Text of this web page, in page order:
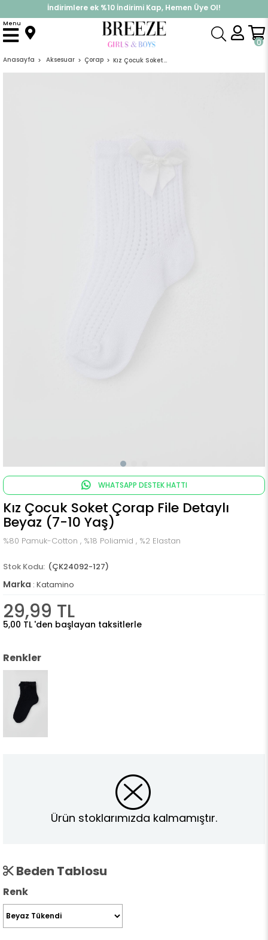
%30 Sepette Yaz İndirimi, Hemen Al!
İndirimlere ek %10 İndirimi Kap, Hemen Üye Ol!
0
Menu
Anasayfa Aksesuar Çorap Kız Çocuk Soket Çorap File Detaylı Beyaz (7-10 Yaş)
WHATSAPP DESTEK HATTI
Kız Çocuk Soket Çorap File Detaylı
Beyaz (7-10 Yaş)
%80 Pamuk-Cotton , %18 Poliamid , %2 Elastan
(ÇK24092-127)
Marka : Katamino
29,99 TL
5,00 TL 'den başlayan taksitlerle
Renkler
Ürün stoklarımızda kalmamıştır.
Beden Tablosu
Renk